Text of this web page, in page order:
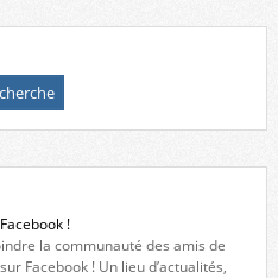
!
la communauté des amis de
Facebook ! Un lieu d’actualités,